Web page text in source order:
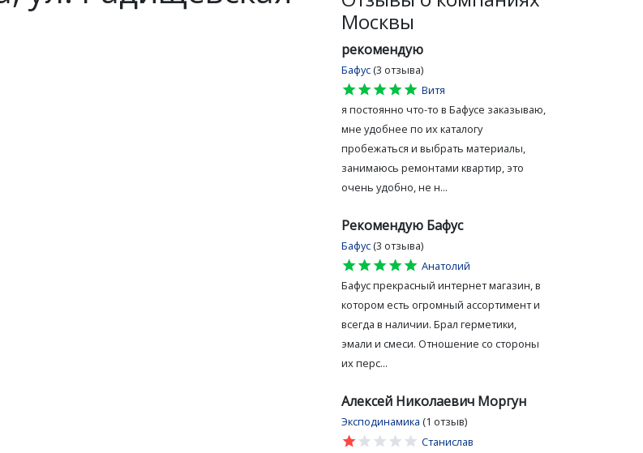
Москвы
рекомендую
Бафус (3 отзыва)
star
star
star
star
star
Витя
я постоянно что-то в Бафусе заказываю,
мне удобнее по их каталогу
пробежаться и выбрать материалы,
занимаюсь ремонтами квартир, это
очень удобно, не н...
Рекомендую Бафус
Бафус (3 отзыва)
star
star
star
star
star
Анатолий
Бафус прекрасный интернет магазин, в
котором есть огромный ассортимент и
всегда в наличии. Брал герметики,
эмали и смеси. Отношение со стороны
их перс...
Алексей Николаевич Моргун
Эксподинамика (1 отзыв)
star
star
star
star
star
Станислав